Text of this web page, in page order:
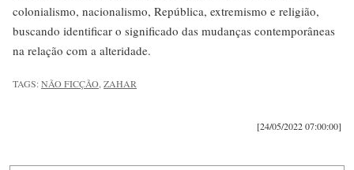
colonialismo, nacionalismo, República, extremismo e religião,
buscando identificar o significado das mudanças contemporâneas
na relação com a alteridade.
TAGS:NÃO FICÇÃO ZAHAR
[24/05/2022 07:00:00]